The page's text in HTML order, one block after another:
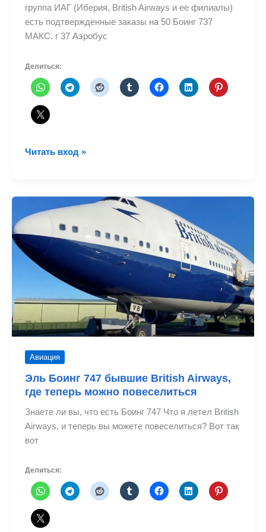
группа ИАГ (Иберия, British Airways и ее филиалы)
есть подтвержденные заказы на 50 Боинг 737
МАКС. г 37 Аэробус
Делиться:
IAG
на
320neo
и
737
МАКСИМУМ
Читать вход »
Авиация
Эль Боинг 747 бывшие British Airways,
где теперь можно повеселиться
Знаете ли вы, что есть Боинг 747 Что я летел British
Airways, и теперь вы можете повеселиться? Вот так
вот
Делиться: